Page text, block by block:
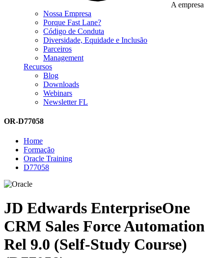
A empresa
Nossa Empresa
Porque Fast Lane?
Código de Conduta
Diversidade, Equidade e Inclusão
Parceiros
Management
Recursos
Blog
Downloads
Webinars
Newsletter FL
OR-D77058
Home
Formação
Oracle Training
D77058
JD Edwards EnterpriseOne
CRM Sales Force Automation
Rel 9.0 (Self-Study Course)